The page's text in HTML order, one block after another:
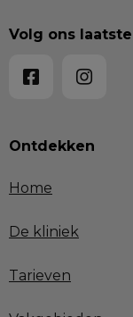
Ontdekken
Home
De kliniek
Tarieven
Volg ons